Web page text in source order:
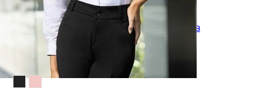
TU TERCERA PRENDA GRATIS
VISTA RAPIDA
Camisa de vestir lisa slim fit piqué blanca